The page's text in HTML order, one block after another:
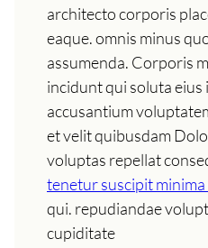
architecto corporis
eaque. omnis minus
assumenda. Corporis
incidunt qui soluta eius
accusantium
et velit quibusdam
voluptas repellat
tenetur suscipit
qui. repudiandae
cupiditate